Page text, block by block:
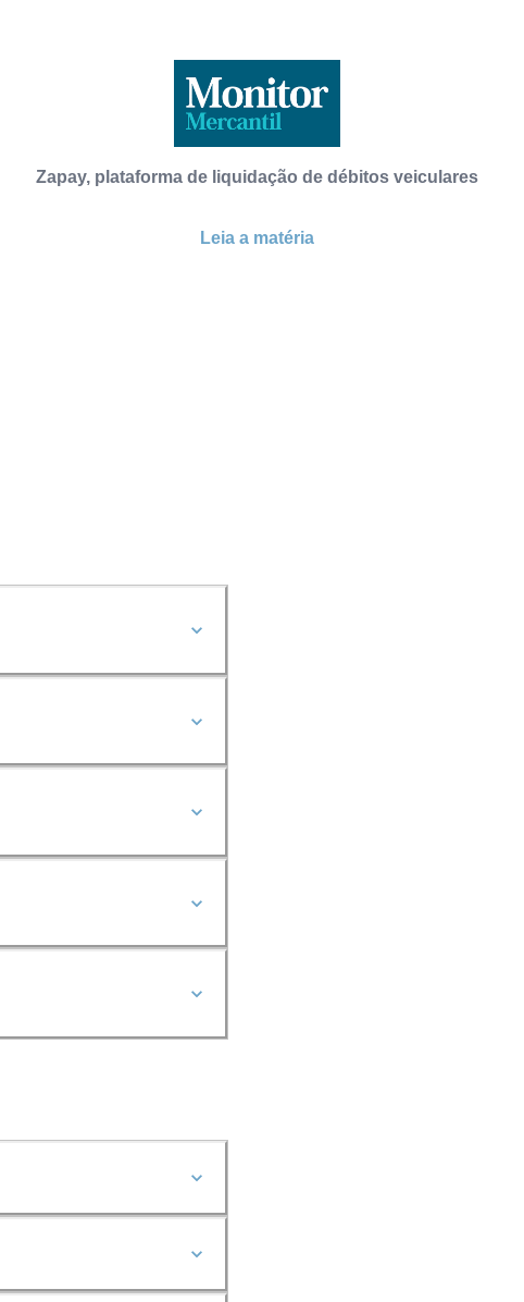
Zapay, plataforma de liquidação de débitos veiculares
Leia a matéria